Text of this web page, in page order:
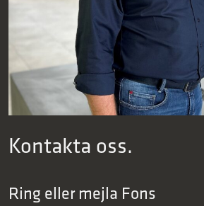
Kontakta oss.
Ring eller mejla Fons